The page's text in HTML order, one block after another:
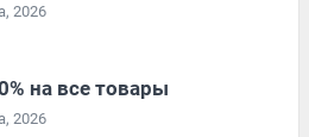
2026
на все товары
2026